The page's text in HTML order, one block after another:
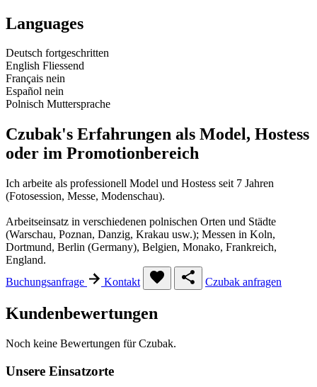
Languages
Deutsch fortgeschritten
English Fliessend
Français nein
Español nein
Polnisch Muttersprache
Czubak's Erfahrungen als Model, Hostess
oder im Promotionbereich
Ich arbeite als professionell Model und Hostess seit 7 Jahren
(Fotosession, Messe, Modenschau).
Arbeitseinsatz in verschiedenen polnischen Orten und Städte
(Warschau, Poznan, Danzig, Krakau usw.); Messen in Koln,
Dortmund, Berlin (Germany), Belgien, Monako, Frankreich,
England.
Buchungsanfrage
Kontakt Czubak anfragen
Kundenbewertungen
Noch keine Bewertungen für Czubak.
Unsere Einsatzorte